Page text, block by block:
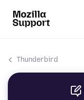
Thunderbird